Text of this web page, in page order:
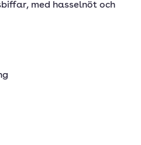
, med hasselnöt och